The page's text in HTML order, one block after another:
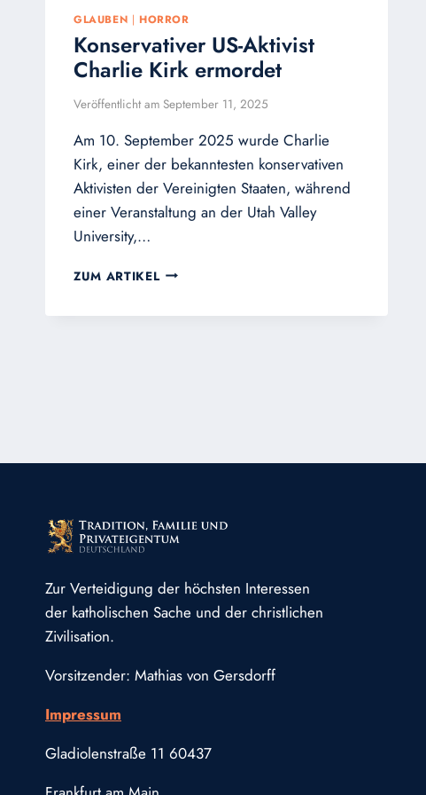
GLAUBEN | HORROR
Konservativer US-Aktivist
Charlie Kirk ermordet
Veröffentlicht am September 11, 2025
Am 10. September 2025 wurde Charlie
Kirk, einer der bekanntesten konservativen
Aktivisten der Vereinigten Staaten, während
einer Veranstaltung an der Utah Valley
University,…
ZUM ARTIKEL KONSERVATIVER
Zur Verteidigung der höchsten Interessen
der katholischen Sache und der christlichen
Zivilisation.
Vorsitzender: Mathias von Gersdorff
Impressum
Gladiolenstraße 11 60437